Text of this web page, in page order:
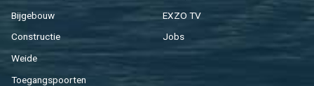
Bij­ge­bouw
Con­struc­tie
Weide
Toe­gangs­poor­ten
EXZO TV
Jobs